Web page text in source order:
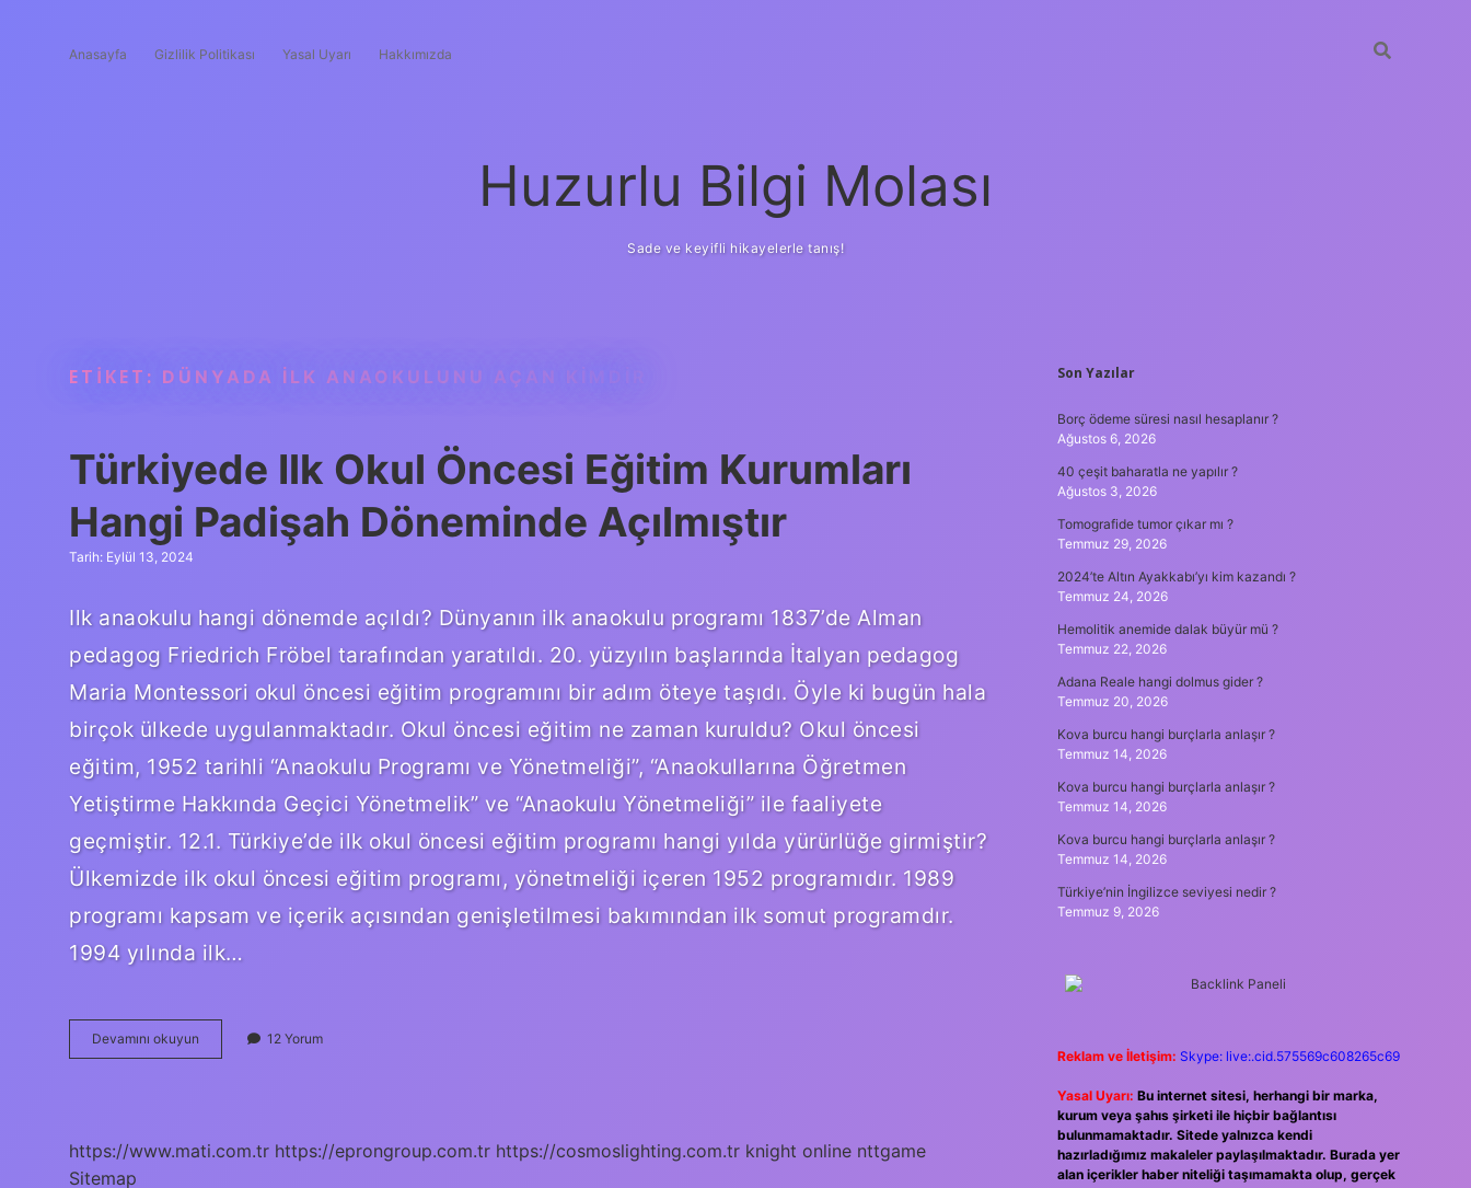
Anasayfa Gizlilik Politikası Yasal Uyarı Hakkımızda
Huzurlu Bilgi Molası
Sade ve keyifli hikayelerle tanış!
ETIKET: DÜNYADA ILK ANAOKULUNU AÇAN KIMDIR
Türkiyede Ilk Okul Öncesi Eğitim Kurumları
Hangi Padişah Döneminde Açılmıştır
Tarih: Eylül 13, 2024
Ilk anaokulu hangi dönemde açıldı? Dünyanın ilk anaokulu programı 1837’de Alman
pedagog Friedrich Fröbel tarafından yaratıldı. 20. yüzyılın başlarında İtalyan pedagog
Maria Montessori okul öncesi eğitim programını bir adım öteye taşıdı. Öyle ki bugün hala
birçok ülkede uygulanmaktadır. Okul öncesi eğitim ne zaman kuruldu? Okul öncesi
eğitim, 1952 tarihli “Anaokulu Programı ve Yönetmeliği”, “Anaokullarına Öğretmen
Yetiştirme Hakkında Geçici Yönetmelik” ve “Anaokulu Yönetmeliği” ile faaliyete
geçmiştir. 12.1. Türkiye’de ilk okul öncesi eğitim programı hangi yılda yürürlüğe girmiştir?
Ülkemizde ilk okul öncesi eğitim programı, yönetmeliği içeren 1952 programıdır. 1989
programı kapsam ve içerik açısından genişletilmesi bakımından ilk somut programdır.
1994 yılında ilk…
Devamını okuyun Türkiyede
Ilk
Hangi
12 Yorum
https://www.mati.com.tr https://eprongroup.com.tr https://cosmoslighting.com.tr knight online nttgame
Sitemap
SIDEBAR
Son Yazılar
Borç ödeme süresi nasıl hesaplanır ?
Ağustos 6, 2026
40 çeşit baharatla ne yapılır ?
Ağustos 3, 2026
Tomografide tumor çıkar mı ?
Temmuz 29, 2026
2024’te Altın Ayakkabı’yı kim kazandı ?
Temmuz 24, 2026
Hemolitik anemide dalak büyür mü ?
Temmuz 22, 2026
Adana Reale hangi dolmus gider ?
Temmuz 20, 2026
Kova burcu hangi burçlarla anlaşır ?
Temmuz 14, 2026
Kova burcu hangi burçlarla anlaşır ?
Temmuz 14, 2026
Kova burcu hangi burçlarla anlaşır ?
Temmuz 14, 2026
Türkiye’nin İngilizce seviyesi nedir ?
Temmuz 9, 2026
Reklam ve İletişim: Skype: live:.cid.575569c608265c69
Yasal Uyarı: Bu internet sitesi, herhangi bir marka,
kurum veya şahıs şirketi ile hiçbir bağlantısı
bulunmamaktadır. Sitede yalnızca kendi
hazırladığımız makaleler paylaşılmaktadır. Burada yer
alan içerikler haber niteliği taşımamakta olup, gerçek